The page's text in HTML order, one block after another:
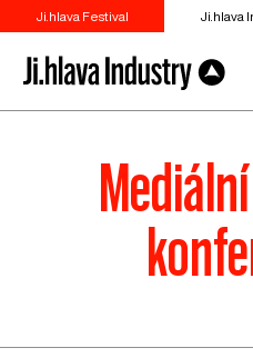
Ji.hlava Festival Ji.hlava